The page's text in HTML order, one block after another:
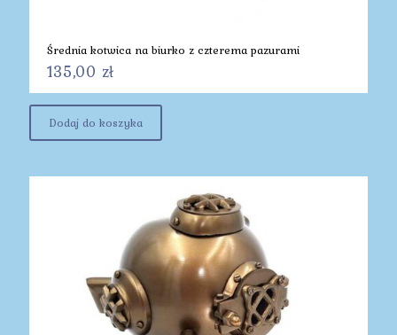
Średnia kotwica na biurko z czterema pazurami
135,00 zł
Dodaj do koszyka